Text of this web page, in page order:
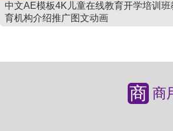
中文AE模板4K儿童在线教育开学培训班
育机构介绍推广图文动画
商 商